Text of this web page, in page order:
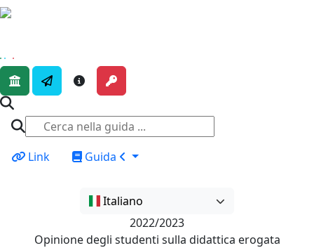
Link Guida
Italiano
2022/2023
Opinione degli studenti sulla didattica erogata